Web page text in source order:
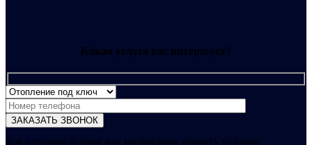
Какая услуга вас интересует?
Для отправки формы вам необходимо принять условия: